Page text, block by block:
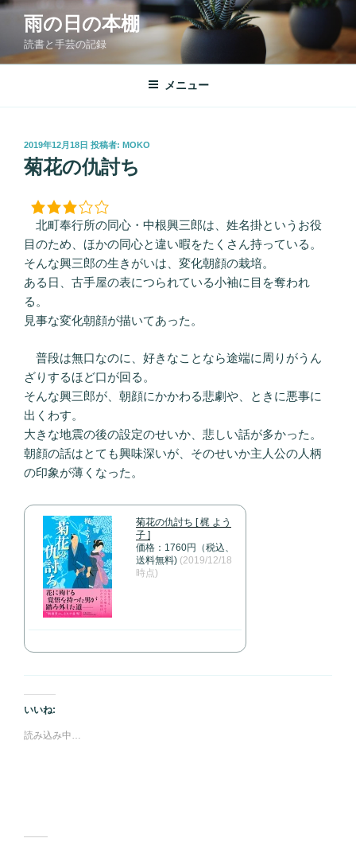
コ
ン
へ
雨の日の本棚
読書と手芸の記録
メニュー
投
稿
日:
2019年12月18日 投稿者: MOKO
菊花の仇討ち
北町奉行所の同心・中根興三郎は、姓名掛というお役
目のため、ほかの同心と違い暇をたくさん持っている。
そんな興三郎の生きがいは、変化朝顔の栽培。
ある日、古手屋の表につられている小袖に目を奪われ
る。
見事な変化朝顔が描いてあった。
普段は無口なのに、好きなことなら途端に周りがうん
ざりするほど口が回る。
そんな興三郎が、朝顔にかかわる悲劇や、ときに悪事に
出くわす。
大きな地震の後の設定のせいか、悲しい話が多かった。
朝顔の話はとても興味深いが、そのせいか主人公の人柄
の印象が薄くなった。
菊花の仇討ち [ 梶 よう
子 ]
価格：1760円（税込、
送料無料) (2019/12/18
時点)
いいね:
読み込み中…